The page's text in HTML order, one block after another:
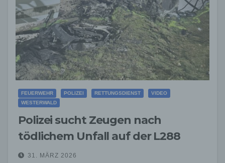
FEUERWEHR POLIZEI RETTUNGSDIENST
VIDEO
WESTERWALD
Polizei sucht Zeugen nach
tödlichem Unfall auf der L288
31. MÄRZ 2026